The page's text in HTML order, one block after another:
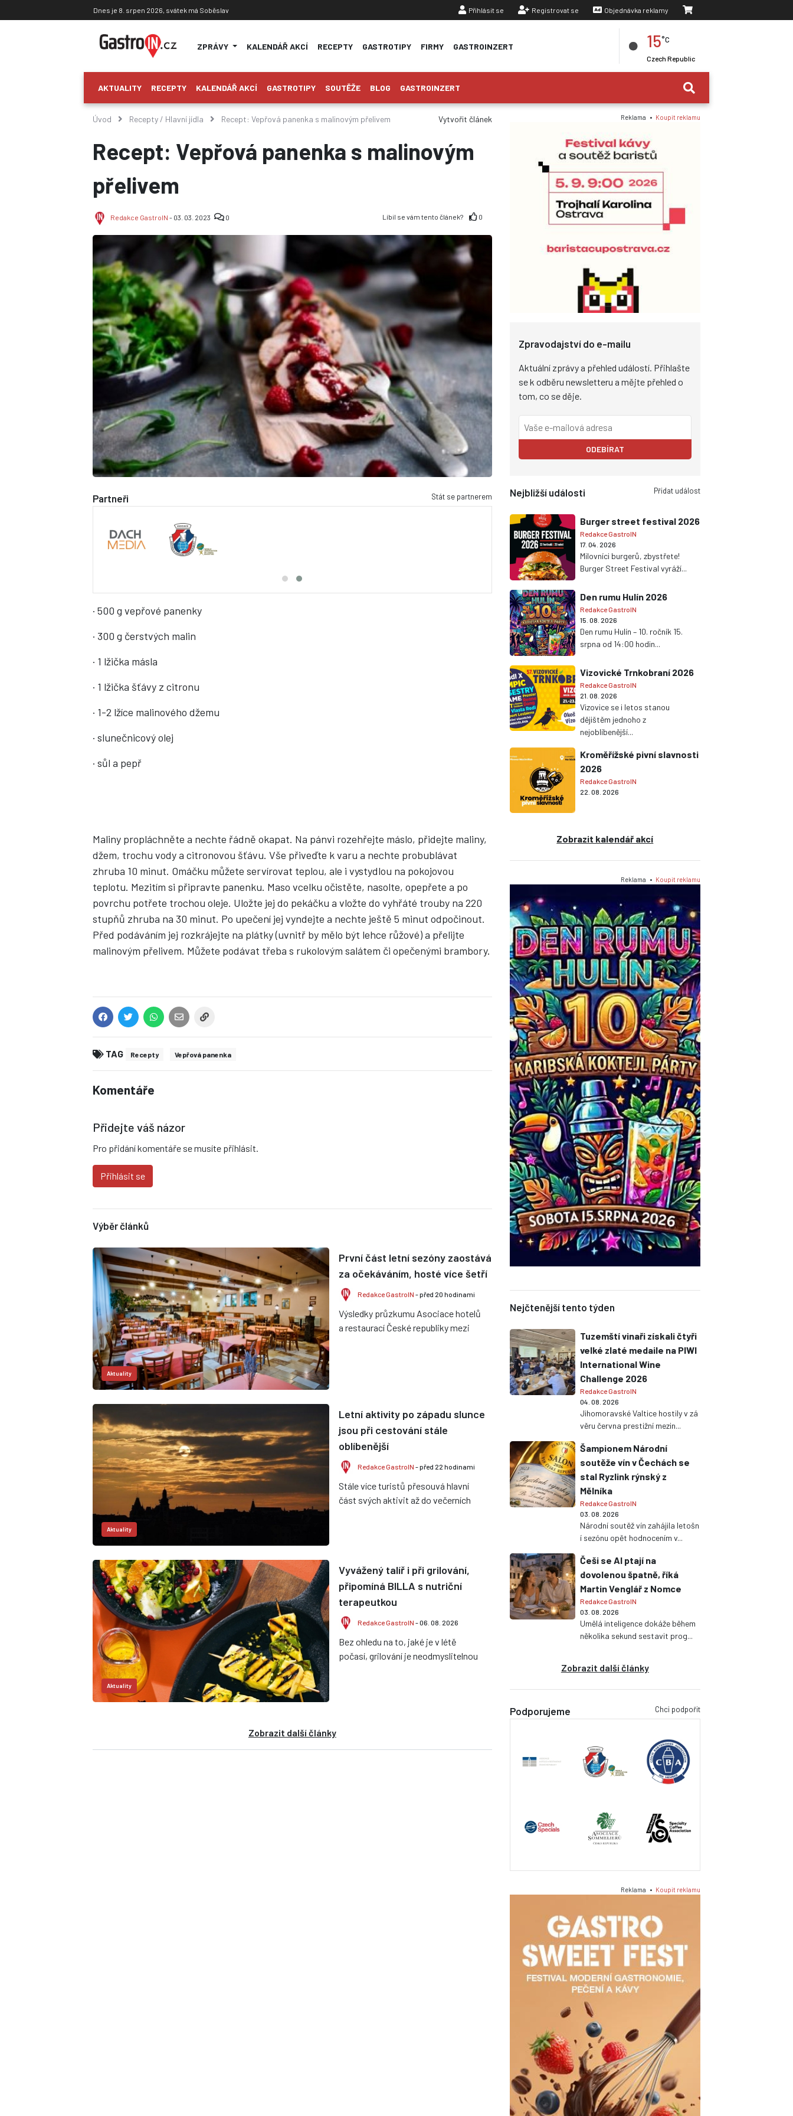
Dnes je 8. srpen 2026, svátek má Soběslav Přihlásit se Registrovat se Objednávka reklamy
ZPRÁVY KALENDÁŘ AKCÍ RECEPTY GASTROTIPY FIRMY GASTROINZERT 15°C
Czech Republic
AKTUALITY RECEPTY KALENDÁŘ AKCÍ GASTROTIPY SOUTĚŽE BLOG GASTROINZERT
Úvod Recepty / Hlavní jídla Recept: Vepřová panenka s malinovým přelivem Vytvořit článek
Recept: Vepřová panenka s malinovým
přelivem
Redakce GastroIN - 03. 03. 2023 0 Líbil se vám tento článek? 0
Partneři Stát se partnerem
· 500 g vepřové panenky
· 300 g čerstvých malin
· 1 lžička másla
· 1 lžička šťávy z citronu
· 1-2 lžíce malinového džemu
· slunečnicový olej
· sůl a pepř
Maliny propláchněte a nechte řádně okapat. Na pánvi rozehřejte máslo, přidejte maliny,
džem, trochu vody a citronovou šťávu. Vše přiveďte k varu a nechte probublávat
zhruba 10 minut. Omáčku můžete servírovat teplou, ale i vystydlou na pokojovou
teplotu. Mezitím si připravte panenku. Maso vcelku očistěte, nasolte, opepřete a po
povrchu potřete trochou oleje. Uložte jej do pekáčku a vložte do vyhřáté trouby na 220
stupňů zhruba na 30 minut. Po upečení jej vyndejte a nechte ještě 5 minut odpočinout.
Před podáváním jej rozkrájejte na plátky (uvnitř by mělo být lehce růžové) a přelijte
malinovým přelivem. Můžete podávat třeba s rukolovým salátem či opečenými brambory.
TAG Recepty Vepřová panenka
Komentáře
Přidejte váš názor
Pro přidání komentáře se musíte přihlásit.
Přihlásit se
Výběr článků
Aktuality
První část letní sezóny zaostává
za očekáváním, hosté více šetří
Redakce GastroIN - před 20 hodinami
Výsledky průzkumu Asociace hotelů
a restaurací České republiky mezi
Aktuality
Letní aktivity po západu slunce
jsou při cestování stále
oblíbenější
Redakce GastroIN - před 22 hodinami
Stále více turistů přesouvá hlavní
část svých aktivit až do večerních
Aktuality
Vyvážený talíř i při grilování,
připomíná BILLA s nutriční
terapeutkou
Redakce GastroIN - 06. 08. 2026
Bez ohledu na to, jaké je v létě
počasí, grilování je neodmyslitelnou
Zobrazit další články
Reklama • Koupit reklamu
Zpravodajství do e-mailu
Aktuální zprávy a přehled událostí. Přihlašte
se k odběru newsletteru a mějte přehled o
tom, co se děje.
ODEBÍRAT
Nejbližší události Přidat událost
Burger street festival 2026
Redakce GastroIN
17. 04. 2026
Milovníci burgerů, zbystřete!
Burger Street Festival vyráží...
Den rumu Hulín 2026
Redakce GastroIN
15. 08. 2026
Den rumu Hulín – 10. ročník 15.
srpna od 14:00 hodin...
Vizovické Trnkobraní 2026
Redakce GastroIN
21. 08. 2026
Vizovice se i letos stanou
dějištěm jednoho z
nejoblíbenější...
Kroměřížské pivní slavnosti
2026
Redakce GastroIN
22. 08. 2026
Zobrazit kalendář akcí
Reklama • Koupit reklamu
Nejčtenější tento týden
Tuzemští vinaři získali čtyři
velké zlaté medaile na PIWI
International Wine
Challenge 2026
Redakce GastroIN
04. 08. 2026
Jihomoravské Valtice hostily v zá
věru června prestižní mezin...
Šampionem Národní
soutěže vín v Čechách se
stal Ryzlink rýnský z
Mělníka
Redakce GastroIN
03. 08. 2026
Národní soutěž vín zahájila letošn
í sezónu opět hodnocením v...
Češi se AI ptají na
dovolenou špatně, říká
Martin Venglář z Nomce
Redakce GastroIN
03. 08. 2026
Umělá inteligence dokáže během
několika sekund sestavit prog...
Zobrazit další články
Podporujeme Chci podpořit
Reklama • Koupit reklamu